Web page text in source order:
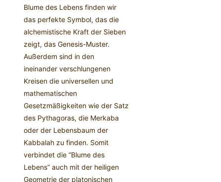
Blume des Lebens finden wir
das perfekte Symbol, das die
alchemistische Kraft der Sieben
zeigt, das Genesis-Muster.
Außerdem sind in den
ineinander verschlungenen
Kreisen die universellen und
mathematischen
Gesetzmäßigkeiten wie der Satz
des Pythagoras, die Merkaba
oder der Lebensbaum der
Kabbalah zu finden. Somit
verbindet die “Blume des
Lebens” auch mit der heiligen
Geometrie der platonischen